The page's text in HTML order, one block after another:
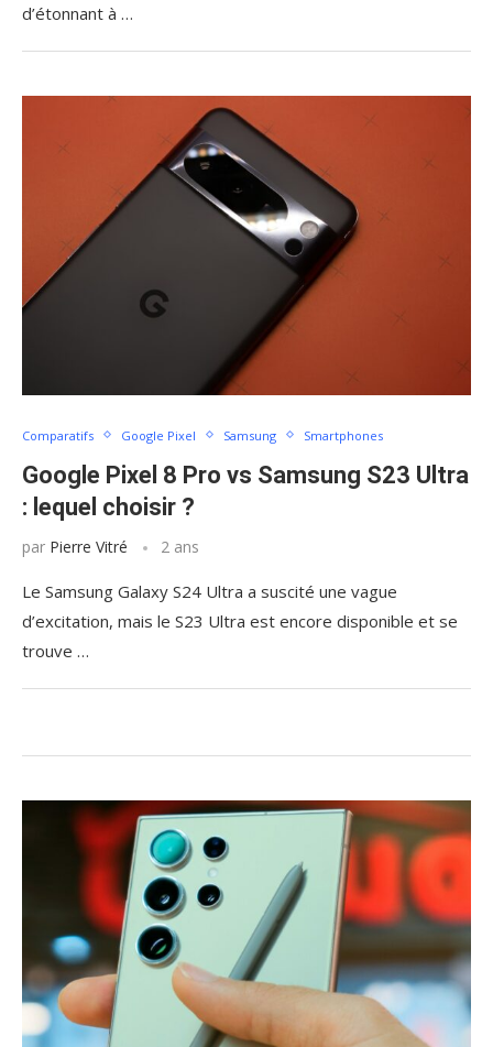
d’étonnant à …
Comparatifs Google Pixel Samsung Smartphones
Google Pixel 8 Pro vs Samsung S23 Ultra
: lequel choisir ?
par Pierre Vitré 2 ans
Le Samsung Galaxy S24 Ultra a suscité une vague
d’excitation, mais le S23 Ultra est encore disponible et se
trouve …